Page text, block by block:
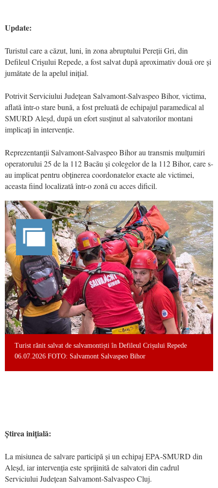
Update:
Turistul care a căzut, luni, în zona abruptului Pereții Gri, din
Defileul Crișului Repede, a fost salvat după aproximativ două ore și
jumătate de la apelul inițial.
Potrivit Serviciului Județean Salvamont-Salvaspeo Bihor, victima,
aflată într-o stare bună, a fost preluată de echipajul paramedical al
SMURD Aleșd, după un efort susținut al salvatorilor montani
implicați în intervenție.
Reprezentanții Salvamont-Salvaspeo Bihor au transmis mulțumiri
operatorului 25 de la 112 Bacău și colegelor de la 112 Bihor, care s-
au implicat pentru obținerea coordonatelor exacte ale victimei,
aceasta fiind localizată într-o zonă cu acces dificil.
Turist rănit salvat de salvamontiști în Defileul Crișului Repede
06.07.2026 FOTO: Salvamont Salvaspeo Bihor
Știrea inițială:
La misiunea de salvare participă și un echipaj EPA-SMURD din
Aleșd, iar intervenția este sprijinită de salvatori din cadrul
Serviciului Județean Salvamont-Salvaspeo Cluj.